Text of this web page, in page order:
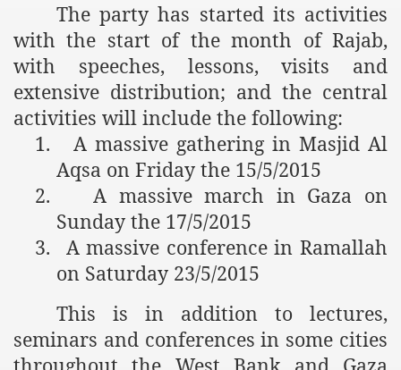
The party has started its activities
with the start of the month of Rajab,
with speeches, lessons, visits and
extensive distribution; and the central
activities will include the following:
1.
A massive gathering in Masjid Al
Aqsa on Friday the 15/5/2015
2.
A massive march in Gaza on
Sunday the 17/5/2015
3.
A massive conference in Ramallah
on Saturday 23/5/2015
This is in addition to lectures,
seminars and conferences in some cities